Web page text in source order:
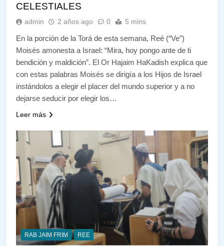
CELESTIALES
admin 2 años ago 0 5 mins
En la porción de la Torá de esta semana, Reé (“Ve”)
Moisés amonesta a Israel: “Mira, hoy pongo ante de ti
bendición y maldición”. El Or Hajaim HaKadish explica que
con estas palabras Moisés se dirigía a los Hijos de Israel
instándolos a elegir el placer del mundo superior y a no
dejarse seducir por elegir los…
Leer más
RAB JAIM FRIM REE